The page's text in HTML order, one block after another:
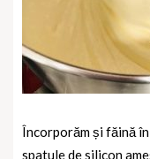
Încorporăm și făină
spatule de silicon